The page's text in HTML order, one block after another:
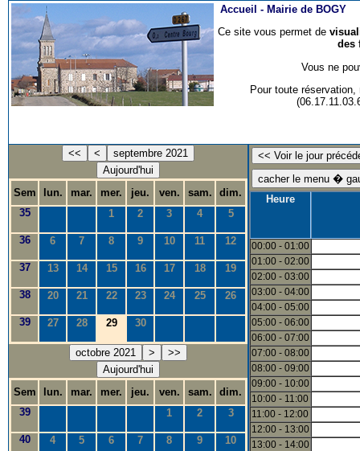
Accueil - Mairie de BOGY
Ce site vous permet de
des
Vous ne
Pour toute
<< <
septembre 2021
Aujourd'hui
Sem
lun. mar. mer. jeu. ven. sam.
dim.
35
1 2 3 4 5
36 6 7 8 9 10 11 12
37 13 14 15 16 17 18 19
38 20 21 22 23 24 25 26
39 27 28 29 30
octobre 2021 >
>>
Aujourd'hui
Sem
lun. mar. mer. jeu. ven. sam.
dim.
39
1 2 3
40 4 5 6 7 8 9 10
Heure
00:00 - 01:00
01:00 - 02:00
02:00 - 03:00
03:00 - 04:00
04:00 - 05:00
05:00 - 06:00
06:00 - 07:00
07:00 - 08:00
08:00 - 09:00
09:00 - 10:00
10:00 - 11:00
11:00 - 12:00
12:00 - 13:00
13:00 - 14:00